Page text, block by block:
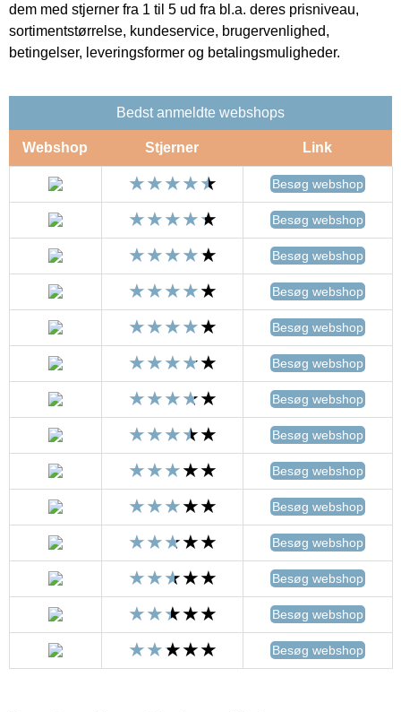
dem med stjerner fra 1 til 5 ud fra bl.a. deres prisniveau,
sortimentstørrelse, kundeservice, brugervenlighed,
betingelser, leveringsformer og betalingsmuligheder.
Bedst anmeldte webshops
Webshop Stjerner Link
Besøg webshop
Besøg webshop
Besøg webshop
Besøg webshop
Besøg webshop
Besøg webshop
Besøg webshop
Besøg webshop
Besøg webshop
Besøg webshop
Besøg webshop
Besøg webshop
Besøg webshop
Besøg webshop